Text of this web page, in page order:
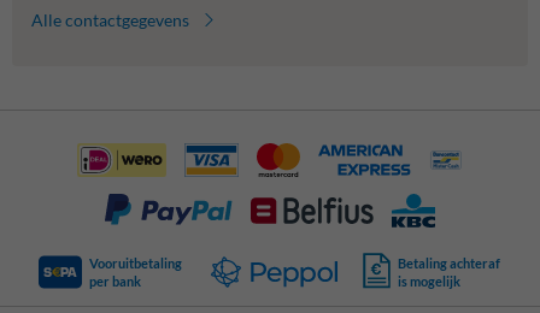
Alle contactgegevens
Vooruitbetaling
per bank
Betaling achteraf
is mogelijk